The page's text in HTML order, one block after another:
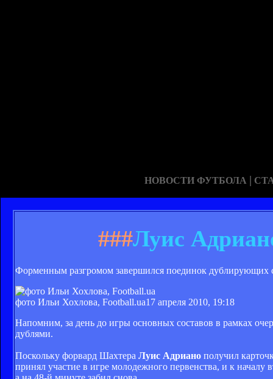
НОВОСТИ ФУТБОЛА |
###Луис
Форменным разгромом завершился поединок дублирующих
фото Ильи Хохлова, Football.ua17 апреля 2010, 19:18
Напомним, за день до игры основных составов в рамках
дублями.
Поскольку форвард Шахтера Луис Адриано получил
принял участие в игре молодежного первенства, и к